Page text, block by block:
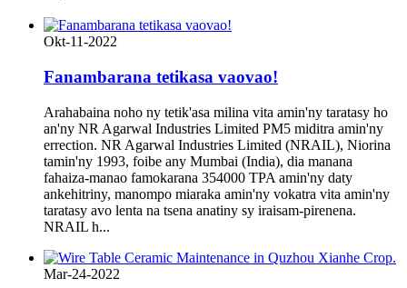
Okt-11-2022
Fanambarana tetikasa vaovao!
Arahabaina noho ny tetik'asa milina vita amin'ny taratasy ho
an'ny NR Agarwal Industries Limited PM5 miditra amin'ny
errection. NR Agarwal Industries Limited (NRAIL), Niorina
tamin'ny 1993, foibe any Mumbai (India), dia manana
fahaiza-manao famokarana 354000 TPA amin'ny daty
ankehitriny, manompo miaraka amin'ny vokatra vita amin'ny
taratasy avo lenta na tsena anatiny sy iraisam-pirenena.
NRAIL h...
Mar-24-2022